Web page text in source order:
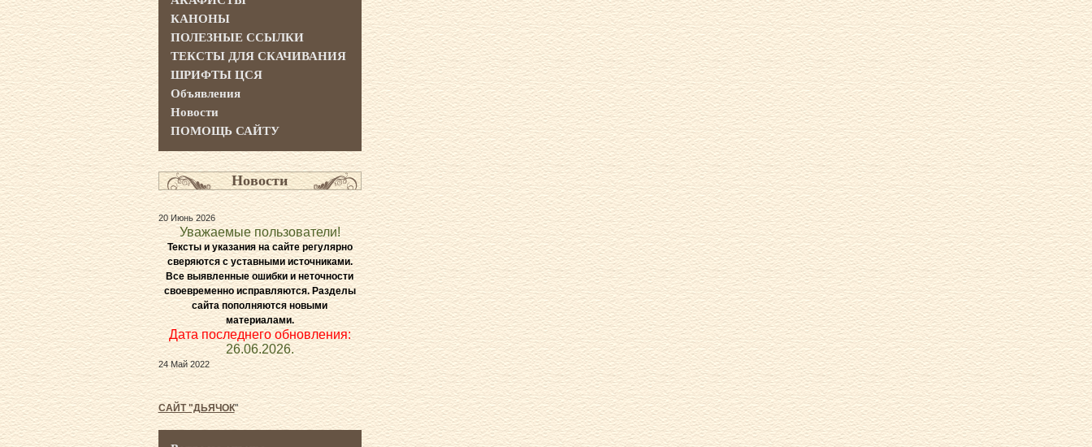
КАНОНЫ
ПОЛЕЗНЫЕ ССЫЛКИ
ТЕКСТЫ ДЛЯ СКАЧИВАНИЯ
ШРИФТЫ ЦСЯ
Объявления
Новости
ПОМОЩЬ САЙТУ
Новости
20 Июнь 2026
Уважаемые пользователи!
Тексты и указания на сайте регулярно
сверяются с уставными источниками.
Все выявленные ошибки и неточности
своевременно исправляются. Разделы
сайта пополняются новыми
материалами.
Дата последнего обновления:
26.06.2026.
24 Май 2022
САЙТ "ДЬЯЧОК"